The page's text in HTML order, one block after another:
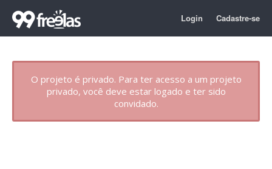
Login Cadastre-se
O projeto é privado. Para ter acesso a um projeto
privado, você deve estar logado e ter sido
convidado.